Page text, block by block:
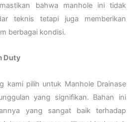
bahwa manhole ini tidak
teknis tetapi juga memberikan
berbagai kondisi.
Duty
kami pilih untuk Manhole Drainase
yang signifikan. Bahan ini
yang sangat baik terhadap